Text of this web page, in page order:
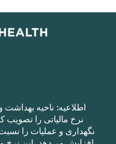
اطلاعیه: ناحیه
نرخ مالیاتی را تصویب
نگهداری و عملیات را